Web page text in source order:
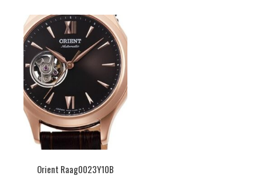
Orient Raag0023Y10B